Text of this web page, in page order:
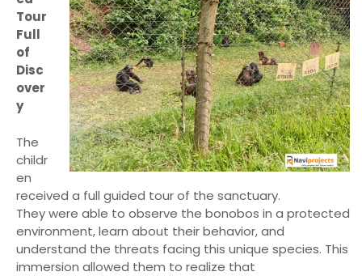
Tour
Full
of
Disc
over
y
The
childr
en
received a full guided tour of the sanctuary.
They were able to observe the bonobos in a protected
environment, learn about their behavior, and
understand the threats facing this unique species. This
immersion allowed them to realize that